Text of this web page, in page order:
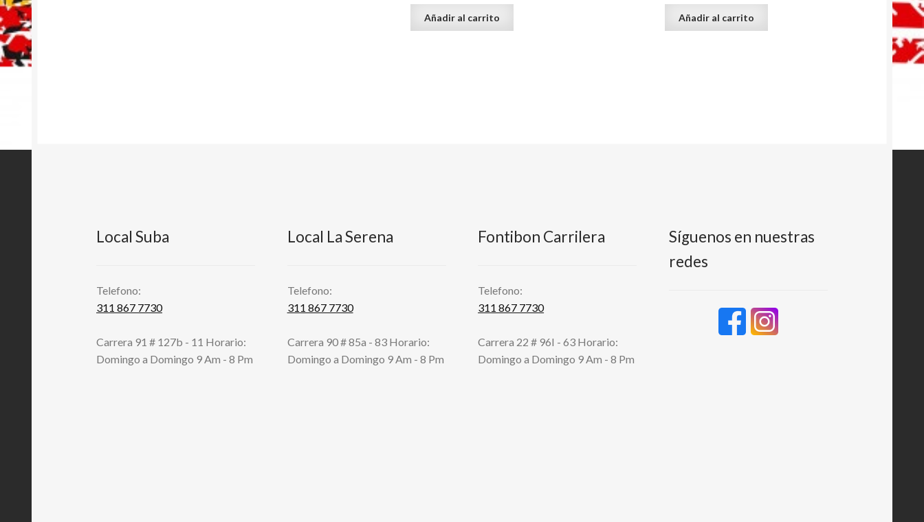
Añadir al carrito Añadir al carrito
Local Suba
Telefono:
311 867 7730
Carrera 91 # 127b - 11 Horario:
Domingo a Domingo 9 Am - 8 Pm
Local La Serena
Telefono:
311 867 7730
Carrera 90 # 85a - 83 Horario:
Domingo a Domingo 9 Am - 8 Pm
Fontibon Carrilera
Telefono:
311 867 7730
Carrera 22 # 96I - 63 Horario:
Domingo a Domingo 9 Am - 8 Pm
Síguenos en nuestras
redes